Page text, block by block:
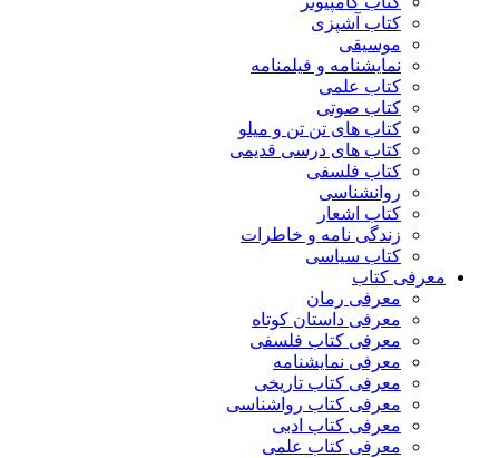
کتاب آشپزی
موسیقی
نمایشنامه و فیلمنامه
کتاب علمی
کتاب صوتی
کتاب های تن تن و میلو
کتاب های درسی قدیمی
کتاب فلسفی
روانشناسی
کتاب اشعار
زندگی نامه و خاطرات
کتاب سیاسی
معرفی کتاب
معرفی رمان
معرفی داستان کوتاه
معرفی کتاب فلسفی
معرفی نمایشنامه
معرفی کتاب تاریخی
معرفی کتاب رواشناسی
معرفی کتاب ادبی
معرفی کتاب علمی